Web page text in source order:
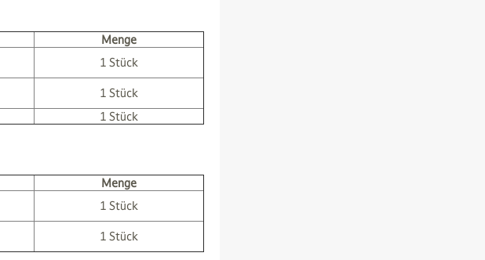
Menge
1 Stück
1 Stück
1 Stück
Menge
1 Stück
1 Stück